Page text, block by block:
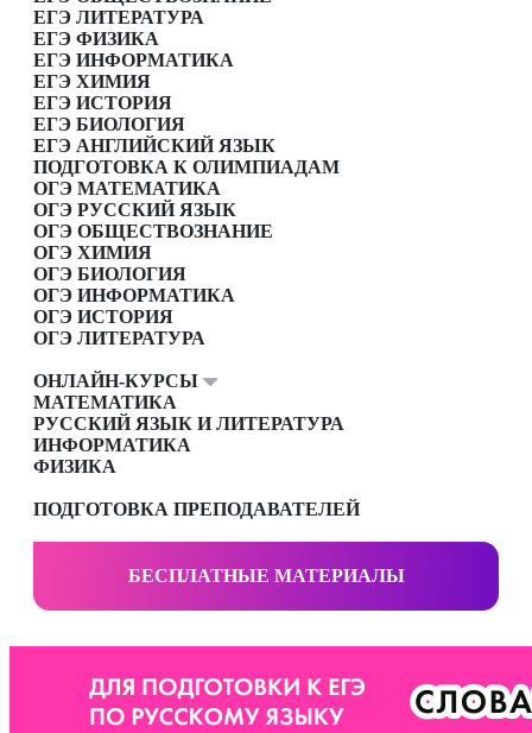
ЕГЭ ЛИТЕРАТУРА
ЕГЭ ФИЗИКА
ЕГЭ ИНФОРМАТИКА
ЕГЭ ХИМИЯ
ЕГЭ ИСТОРИЯ
ЕГЭ БИОЛОГИЯ
ЕГЭ АНГЛИЙСКИЙ ЯЗЫК
ПОДГОТОВКА К ОЛИМПИАДАМ
ОГЭ МАТЕМАТИКА
ОГЭ РУССКИЙ ЯЗЫК
ОГЭ ОБЩЕСТВОЗНАНИЕ
ОГЭ ХИМИЯ
ОГЭ БИОЛОГИЯ
ОГЭ ИНФОРМАТИКА
ОГЭ ИСТОРИЯ
ОГЭ ЛИТЕРАТУРА
ОНЛАЙН-КУРСЫ
МАТЕМАТИКА
РУССКИЙ ЯЗЫК И ЛИТЕРАТУРА
ИНФОРМАТИКА
ФИЗИКА
ПОДГОТОВКА ПРЕПОДАВАТЕЛЕЙ
БЕСПЛАТНЫЕ МАТЕРИАЛЫ